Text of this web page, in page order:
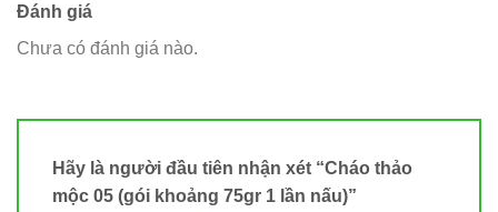
Đánh giá
Chưa có đánh giá nào.
Hãy là người đầu tiên nhận xét “Cháo thảo
mộc 05 (gói khoảng 75gr 1 lần nấu)”